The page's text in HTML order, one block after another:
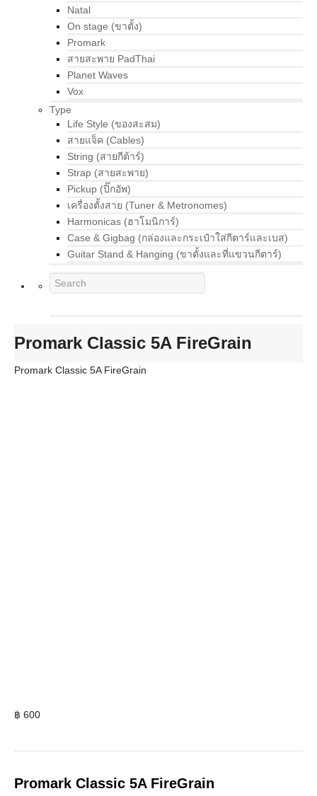
Natal
On stage (ขาตั้ง)
Promark
สายสะพาย PadThai
Planet Waves
Vox
Type
Life Style (ของสะสม)
สายแจ็ค (Cables)
String (สายกีต้าร์)
Strap (สายสะพาย)
Pickup (ปิ๊กอัพ)
เครื่องตั้งสาย (Tuner & Metronomes)
Harmonicas (ฮาโมนิการ์)
Case & Gigbag (กล่องและกระเป๋าใส่กีตาร์และเบส)
Guitar Stand & Hanging (ขาตั้งและที่แขวนกีตาร์)
Promark Classic 5A FireGrain
Promark Classic 5A FireGrain
฿ 600
Promark Classic 5A FireGrain